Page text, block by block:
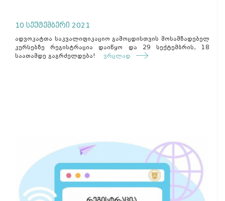
10 სექტემბერი 2021
ადვოკატთა საკვალიფიკაციო გამოცდისთვის მოსამზადებელ
კურსებზე რეგისტრაცია დაიწყო და 29 სექტემბრის, 18
საათამდე გაგრძელდება! ვრცლად